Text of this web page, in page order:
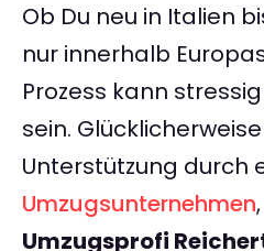
Ob Du neu in Italien
nur innerhalb
Prozess kann
sein.
Unterstützung durch
Umzugsunternehmen
Umzugsprofi